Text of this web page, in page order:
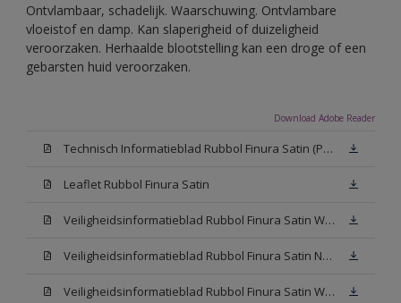
Ontvlambaar, schadelijk. Waarschuwing. Ontvlambare
vloeistof en damp. Kan slaperigheid of duizeligheid
veroorzaken. Herhaalde blootstelling kan een droge of een
gebarsten huid veroorzaken.
Download Adobe Reader
Technisch Informatieblad Rubbol Finura Satin (PDF)
Leaflet Rubbol Finura Satin
Veiligheidsinformatieblad Rubbol Finura Satin W05 (MSDS)
Veiligheidsinformatieblad Rubbol Finura Satin N00 (MSDS)
Veiligheidsinformatieblad Rubbol Finura Satin White (MSDS)